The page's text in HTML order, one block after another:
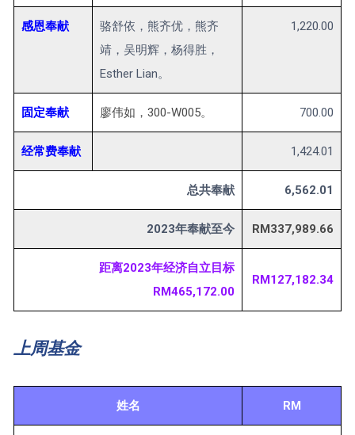
感恩奉献
骆舒依，熊齐优，熊齐
靖，吴明辉，杨得胜，
Esther Lian。
1,220.00
固定奉献 廖伟如，300-W005。 700.00
经常费奉献 1,424.01
总共奉献 6,562.01
2023年奉献至今 RM337,989.66
距离2023年经济自立目标
RM465,172.00
RM127,182.34
上周基金
姓名 RM